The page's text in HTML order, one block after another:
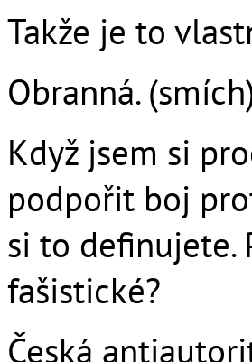
Takže je to
Obranná.
Když jsem si
podpořit boj
si to definujete.
fašistické?
Česká